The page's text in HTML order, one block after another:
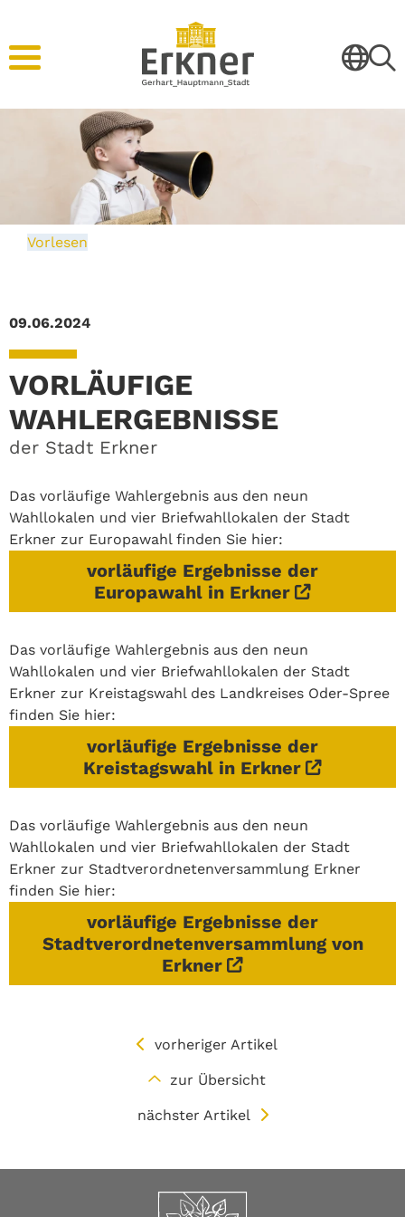
Vorlesen
09.06.2024
VORLÄUFIGE
WAHLERGEBNISSE
der Stadt Erkner
Das vorläufige Wahlergebnis aus den neun
Wahllokalen und vier Briefwahllokalen der Stadt
Erkner zur Europawahl finden Sie hier:
vorläufige Ergebnisse der
Europawahl in Erkner
Das vorläufige Wahlergebnis aus den neun
Wahllokalen und vier Briefwahllokalen der Stadt
Erkner zur Kreistagswahl des Landkreises Oder-Spree
finden Sie hier:
vorläufige Ergebnisse der
Kreistagswahl in Erkner
Das vorläufige Wahlergebnis aus den neun
Wahllokalen und vier Briefwahllokalen der Stadt
Erkner zur Stadtverordnetenversammlung Erkner
finden Sie hier:
vorläufige Ergebnisse der
Stadtverordnetenversammlung von
Erkner
vorheriger Artikel
zur Übersicht
nächster Artikel